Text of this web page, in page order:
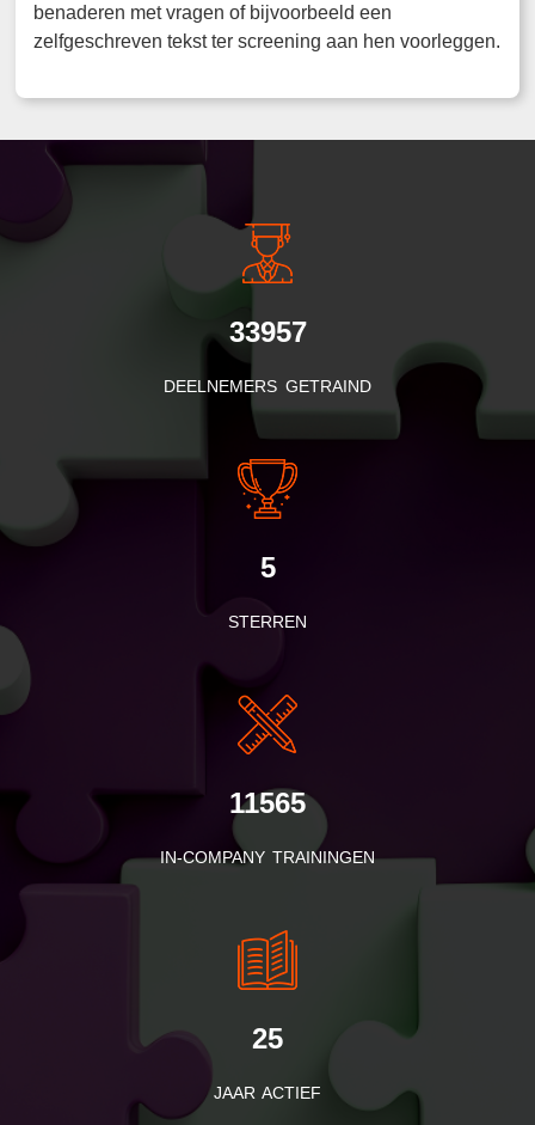
benaderen met vragen of bijvoorbeeld een
zelfgeschreven tekst ter screening aan hen voorleggen.
33957
DEELNEMERS GETRAIND
5
STERREN
11565
IN-COMPANY TRAININGEN
25
JAAR ACTIEF